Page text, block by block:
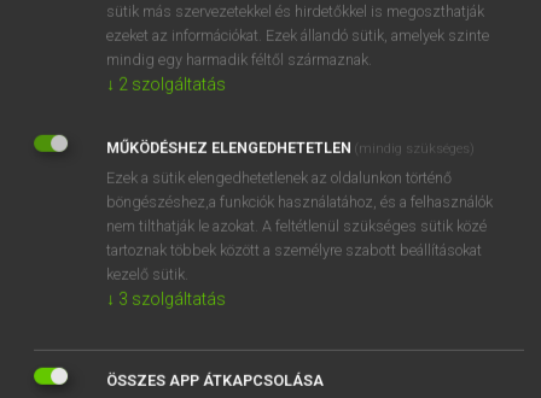
MICROSOFT OFFICE BŐVÍTMÉNY
BEÉPÜLŐ SZÓTÁRMODUL
ONLINE NYELVVIZSGA
EGYÉNI FELHASZNÁLÓKNAK
TANULÓKNAK
OKTATÁSI INTÉZMÉNYEKNEK
VÁLLALATI MEGOLDÁSOK
RÓLUNK
ELÉRHETŐSÉG
sütik más szervezetekkel és hirdetőkkel is megoszthatják
ezeket az információkat. Ezek állandó sütik, amelyek szinte
mindig egy harmadik féltől származnak.
↓ 2 szolgáltatás
MŰKÖDÉSHEZ ELENGEDHETETLEN (mindig szükséges)
Ezek a sütik elengedhetetlenek az oldalunkon történő
böngészéshez,a funkciók használatához, és a felhasználók
nem tilthatják le azokat. A feltétlenül szükséges sütik közé
tartoznak többek között a személyre szabott beállításokat
kezelő sütik.
↓ 3 szolgáltatás
ÖSSZES APP ÁTKAPCSOLÁSA